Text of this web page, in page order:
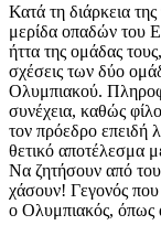
Κατά τη διάρκεια
μερίδα οπαδών του
ήττα της ομάδας
σχέσεις των δύο
Ολυμπιακού.
συνέχεια, καθώς
τον πρόεδρο επειδή
θετικό αποτέλεσμα
Να ζητήσουν από
χάσουν! Γεγονός που
ο Ολυμπιακός, όπως